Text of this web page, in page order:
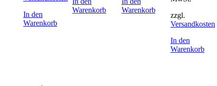
In den
Warenkorb
Warenkorb
Warenkorb
zzgl.
Versandkosten
In den
Warenkorb